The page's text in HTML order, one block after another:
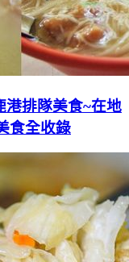
港排隊美食~在地
食全收錄